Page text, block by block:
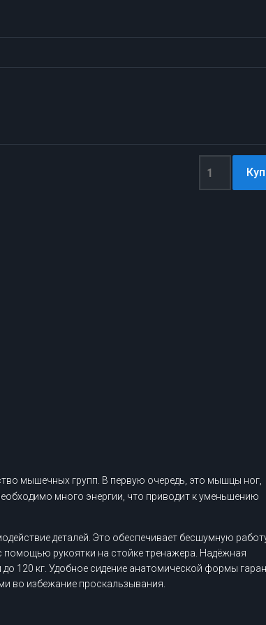
мышечных групп. В первую очередь, это мышцы ног,
много энергии, что приводит к уменьшению
деталей. Это обеспечивает бесшумную
помощью рукоятки на стойке тренажера. Надёжная
120 кг. Удобное сидение анатомической формы
во избежание проскальзывания.